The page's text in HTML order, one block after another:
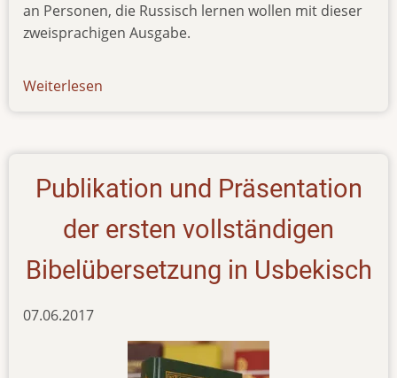
an Personen, die Russisch lernen wollen mit dieser
zweisprachigen Ausgabe.
Weiterlesen
Publikation und Präsentation
der ersten vollständigen
Bibelübersetzung in Usbekisch
07.06.2017